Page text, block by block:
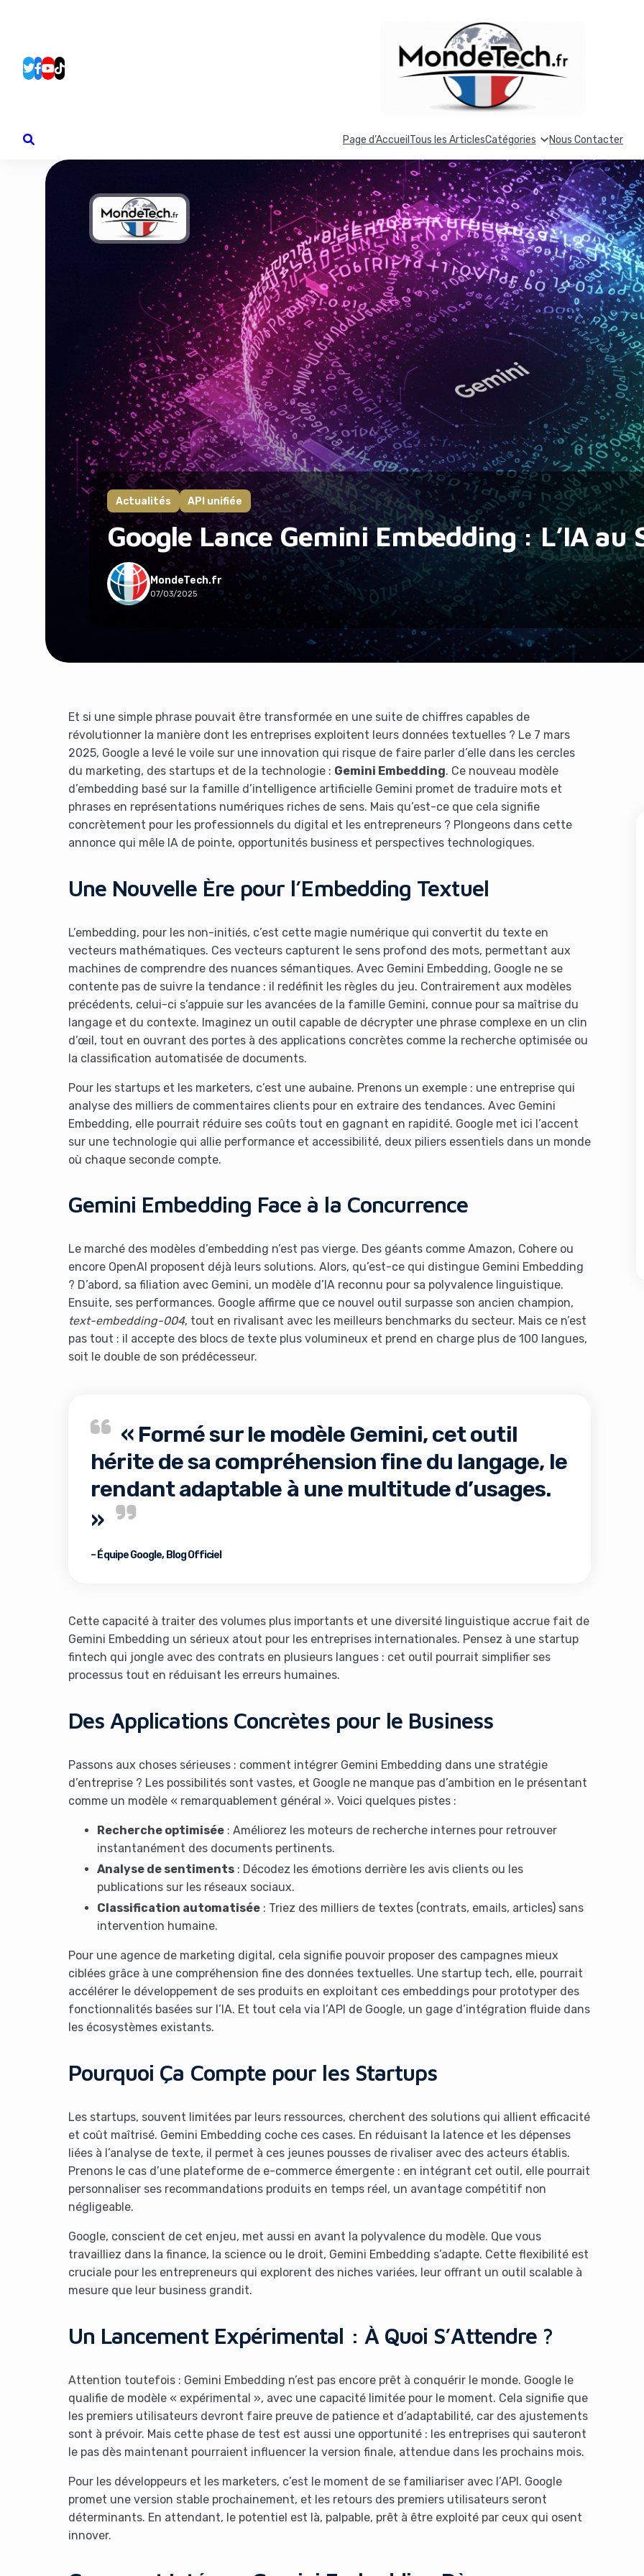
Page d’Accueil Tous les ArticlesCatégories Nous Contacter
Actualités API unifiée
Google Lance Gemini Embedding : L’IA au
MondeTech.fr
07/03/2025
Et si une simple phrase pouvait être transformée en une suite de chiffres capables de
révolutionner la manière dont les entreprises exploitent leurs données textuelles ? Le 7 mars
2025, Google a levé le voile sur une innovation qui risque de faire parler d’elle dans les cercles
du marketing, des startups et de la technologie : Gemini Embedding. Ce nouveau modèle
d’embedding basé sur la famille d’intelligence artificielle Gemini promet de traduire mots et
phrases en représentations numériques riches de sens. Mais qu’est-ce que cela signifie
concrètement pour les professionnels du digital et les entrepreneurs ? Plongeons dans cette
annonce qui mêle IA de pointe, opportunités business et perspectives technologiques.
Une Nouvelle Ère pour l’Embedding Textuel
L’embedding, pour les non-initiés, c’est cette magie numérique qui convertit du texte en
vecteurs mathématiques. Ces vecteurs capturent le sens profond des mots, permettant aux
machines de comprendre des nuances sémantiques. Avec Gemini Embedding, Google ne se
contente pas de suivre la tendance : il redéfinit les règles du jeu. Contrairement aux modèles
précédents, celui-ci s’appuie sur les avancées de la famille Gemini, connue pour sa maîtrise du
langage et du contexte. Imaginez un outil capable de décrypter une phrase complexe en un clin
d’œil, tout en ouvrant des portes à des applications concrètes comme la recherche optimisée ou
la classification automatisée de documents.
Pour les startups et les marketers, c’est une aubaine. Prenons un exemple : une entreprise qui
analyse des milliers de commentaires clients pour en extraire des tendances. Avec Gemini
Embedding, elle pourrait réduire ses coûts tout en gagnant en rapidité. Google met ici l’accent
sur une technologie qui allie performance et accessibilité, deux piliers essentiels dans un monde
où chaque seconde compte.
Gemini Embedding Face à la Concurrence
Le marché des modèles d’embedding n’est pas vierge. Des géants comme Amazon, Cohere ou
encore OpenAI proposent déjà leurs solutions. Alors, qu’est-ce qui distingue Gemini Embedding
? D’abord, sa filiation avec Gemini, un modèle d’IA reconnu pour sa polyvalence linguistique.
Ensuite, ses performances. Google affirme que ce nouvel outil surpasse son ancien champion,
text-embedding-004, tout en rivalisant avec les meilleurs benchmarks du secteur. Mais ce n’est
pas tout : il accepte des blocs de texte plus volumineux et prend en charge plus de 100 langues,
soit le double de son prédécesseur.
« Formé sur le modèle Gemini, cet outil
hérite de sa compréhension fine du langage, le
rendant adaptable à une multitude d’usages.
»
– Équipe Google, Blog Officiel
Cette capacité à traiter des volumes plus importants et une diversité linguistique accrue fait de
Gemini Embedding un sérieux atout pour les entreprises internationales. Pensez à une startup
fintech qui jongle avec des contrats en plusieurs langues : cet outil pourrait simplifier ses
processus tout en réduisant les erreurs humaines.
Des Applications Concrètes pour le Business
Passons aux choses sérieuses : comment intégrer Gemini Embedding dans une stratégie
d’entreprise ? Les possibilités sont vastes, et Google ne manque pas d’ambition en le présentant
comme un modèle « remarquablement général ». Voici quelques pistes :
Recherche optimisée: Améliorez les moteurs de recherche internes pour retrouver
instantanément des documents pertinents.
Analyse de sentiments: Décodez les émotions derrière les avis clients ou les
publications sur les réseaux sociaux.
Classification automatisée: Triez des milliers de textes (contrats, emails, articles) sans
intervention humaine.
Pour une agence de marketing digital, cela signifie pouvoir proposer des campagnes mieux
ciblées grâce à une compréhension fine des données textuelles. Une startup tech, elle, pourrait
accélérer le développement de ses produits en exploitant ces embeddings pour prototyper des
fonctionnalités basées sur l’IA. Et tout cela via l’API de Google, un gage d’intégration fluide dans
les écosystèmes existants.
Pourquoi Ça Compte pour les Startups
Les startups, souvent limitées par leurs ressources, cherchent des solutions qui allient efficacité
et coût maîtrisé. Gemini Embedding coche ces cases. En réduisant la latence et les dépenses
liées à l’analyse de texte, il permet à ces jeunes pousses de rivaliser avec des acteurs établis.
Prenons le cas d’une plateforme de e-commerce émergente : en intégrant cet outil, elle pourrait
personnaliser ses recommandations produits en temps réel, un avantage compétitif non
négligeable.
Google, conscient de cet enjeu, met aussi en avant la polyvalence du modèle. Que vous
travailliez dans la finance, la science ou le droit, Gemini Embedding s’adapte. Cette flexibilité est
cruciale pour les entrepreneurs qui explorent des niches variées, leur offrant un outil scalable à
mesure que leur business grandit.
Un Lancement Expérimental : À Quoi S’Attendre ?
Attention toutefois : Gemini Embedding n’est pas encore prêt à conquérir le monde. Google le
qualifie de modèle « expérimental », avec une capacité limitée pour le moment. Cela signifie que
les premiers utilisateurs devront faire preuve de patience et d’adaptabilité, car des ajustements
sont à prévoir. Mais cette phase de test est aussi une opportunité : les entreprises qui sauteront
le pas dès maintenant pourraient influencer la version finale, attendue dans les prochains mois.
Pour les développeurs et les marketers, c’est le moment de se familiariser avec l’API. Google
promet une version stable prochainement, et les retours des premiers utilisateurs seront
déterminants. En attendant, le potentiel est là, palpable, prêt à être exploité par ceux qui osent
innover.
It looks like you're using an ad-